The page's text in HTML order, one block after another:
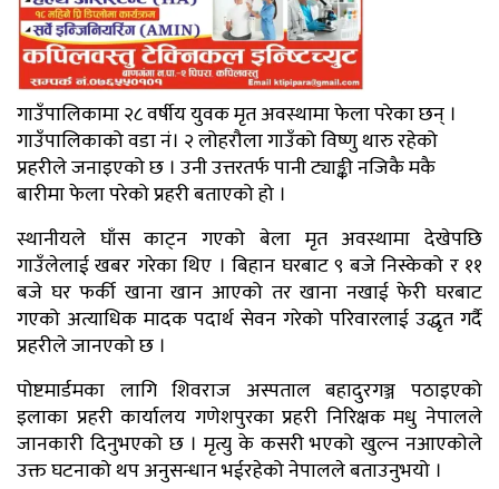
गाउँपालिकामा २८ वर्षीय युवक मृत अवस्थामा फेला परेका छन् ।
गाउँपालिकाको वडा नं। २ लोहरौला गाउँको विष्णु थारु रहेको
प्रहरीले जनाइएको छ । उनी उत्तरतर्फ पानी ट्याङ्की नजिकै मकै
बारीमा फेला परेको प्रहरी बताएको हो ।
स्थानीयले घाँस काट्न गएको बेला मृत अवस्थामा देखेपछि
गाउँलेलाई खबर गरेका थिए । बिहान घरबाट ९ बजे निस्केको र ११
बजे घर फर्की खाना खान आएको तर खाना नखाई फेरी घरबाट
गएको अत्याधिक मादक पदार्थ सेवन गरेको परिवारलाई उद्धृत गर्दै
प्रहरीले जानएको छ ।
पोष्टमार्डमका लागि शिवराज अस्पताल बहादुरगञ्ज पठाइएको
इलाका प्रहरी कार्यालय गणेशपुरका प्रहरी निरिक्षक मधु नेपालले
जानकारी दिनुभएको छ । मृत्यु के कसरी भएको खुल्न नआएकोले
उक्त घटनाको थप अनुसन्धान भईरहेको नेपालले बताउनुभयो ।